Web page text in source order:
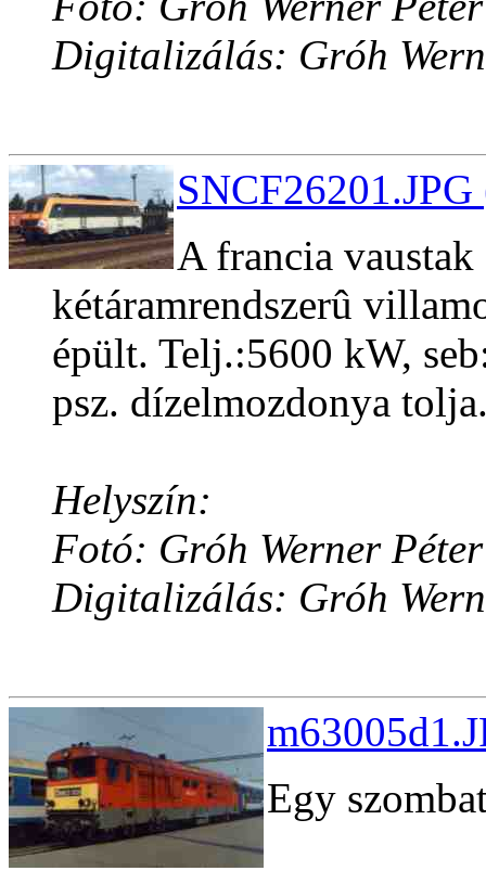
Digitalizálás: Gróh
A francia
kétáramrendszerû
épült. Telj.:5600 kW,
psz. dízelmozdonya
Helyszín:
Fotó: Gróh Werner Péter
Digitalizálás: Gróh
Egy